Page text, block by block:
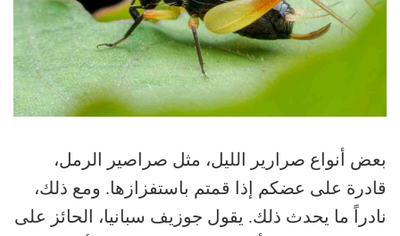
بعض أنواع صرارير الليل، مثل صراصير الرمل،
قادرة على عضكم إذا قمتم باستفزازها. ومع ذلك،
نادراً ما يحدث ذلك. يقول جوزيف سبانيا، الحائز على